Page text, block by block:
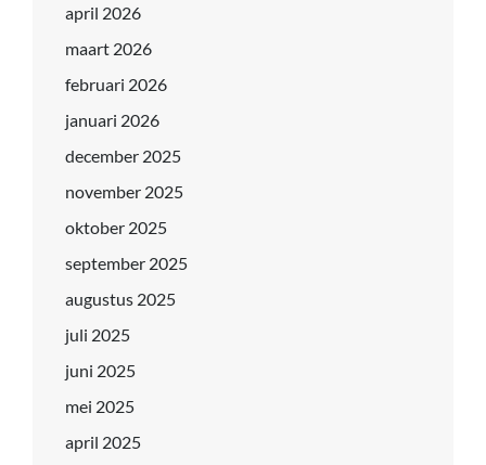
april 2026
maart 2026
februari 2026
januari 2026
december 2025
november 2025
oktober 2025
september 2025
augustus 2025
juli 2025
juni 2025
mei 2025
april 2025